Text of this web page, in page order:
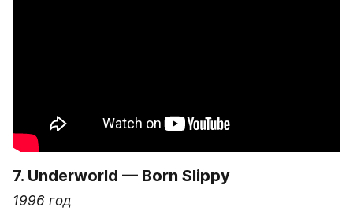
7. Underworld — Born Slippy
1996 год